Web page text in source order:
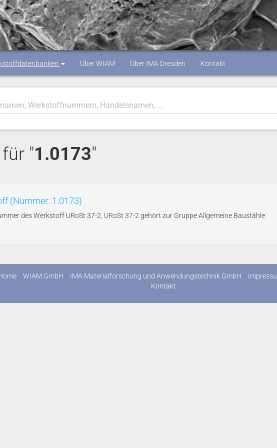
Über WIAM Über IMA Dresden Kontakt
"1.0173"
(Nummer: 1.0173)
des Werkstoff URoSt 37-2, URoSt 37-2 gehört zur Gruppe Allgemeine Baustähle
WIAM GmbH IMA Materialforschung und Anwendungstechnik GmbH
Kontakt